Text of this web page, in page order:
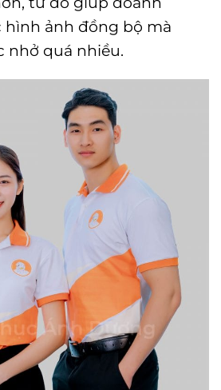
ảnh đồng bộ mà
nhở quá nhiều.